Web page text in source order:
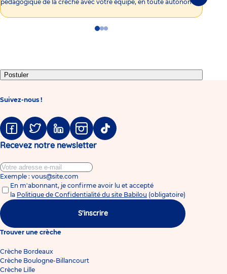
pédagogique de la crèche avec votre équipe, en toute autonomie !
GoGoGo
Postuler
Suivez-nous !
FacebookTwitter LinkedinInstagramTiktok
Recevez notre newsletter
Exemple : vous@site.com
En m'abonnant, je confirme avoir lu et accepté
la Politique de Confidentialité du site Babilou (obligatoire)
S'inscrire
Trouver une crèche
Crèche Bordeaux
Crèche Boulogne-Billancourt
Crèche Lille